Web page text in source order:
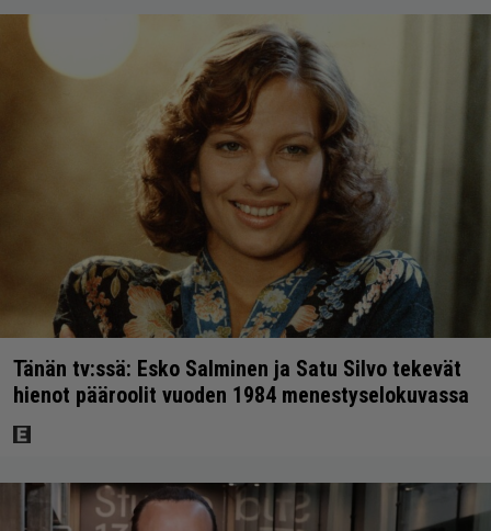
Tänän tv:ssä: Esko Salminen ja Satu Silvo tekevät
hienot pääroolit vuoden 1984 menestyselokuvassa